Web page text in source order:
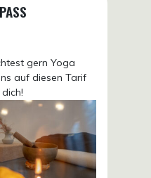
gern Yoga
auf diesen Tarif